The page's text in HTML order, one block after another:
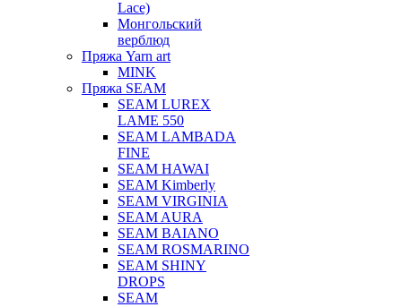
Lace)
Монгольский
верблюд
Пряжа Yarn art
MINK
Пряжа SEAM
SEAM LUREX
LAME 550
SEAM LAMBADA
FINE
SEAM HAWAI
SEAM Kimberly
SEAM VIRGINIA
SEAM AURA
SEAM BAIANO
SEAM ROSMARINO
SEAM SHINY
DROPS
SEAM